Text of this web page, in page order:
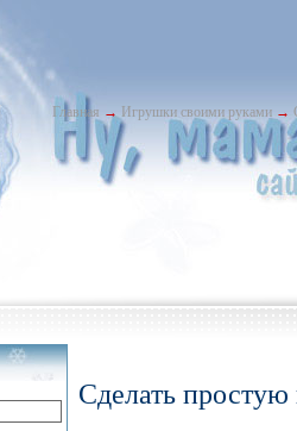
Главная → Игрушки своими руками →
Сделать